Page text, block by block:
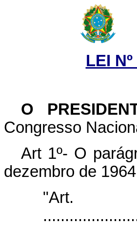
LEI
O
Congresso
Art 1º- O
dezembro de